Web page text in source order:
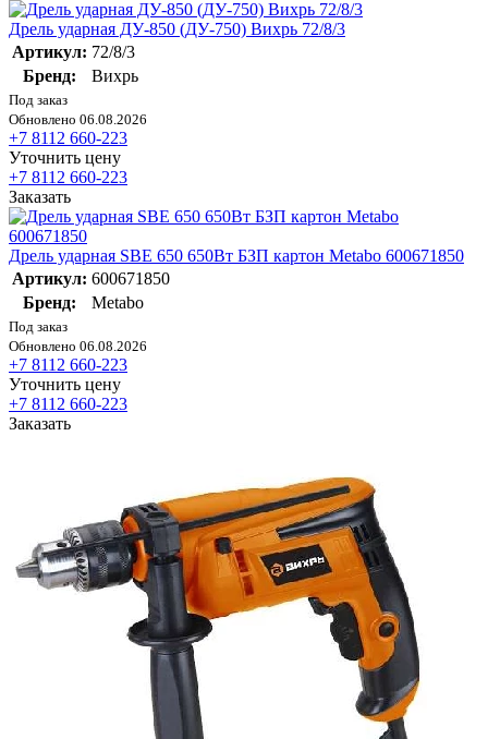
Дрель ударная ДУ-850 (ДУ-750) Вихрь 72/8/3
Артикул: 72/8/3
Бренд:
Вихрь
Под заказ
Обновлено 06.08.2026
+7 8112 660-223
Уточнить цену
+7 8112 660-223
Заказать
Дрель ударная SBE 650 650Вт БЗП картон Metabo 600671850
Артикул: 600671850
Бренд:
Metabo
Под заказ
Обновлено 06.08.2026
+7 8112 660-223
Уточнить цену
+7 8112 660-223
Заказать